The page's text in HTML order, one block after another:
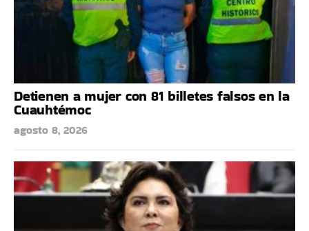
Detienen a mujer con 81 billetes falsos en la
Cuauhtémoc
agosto 8, 2026